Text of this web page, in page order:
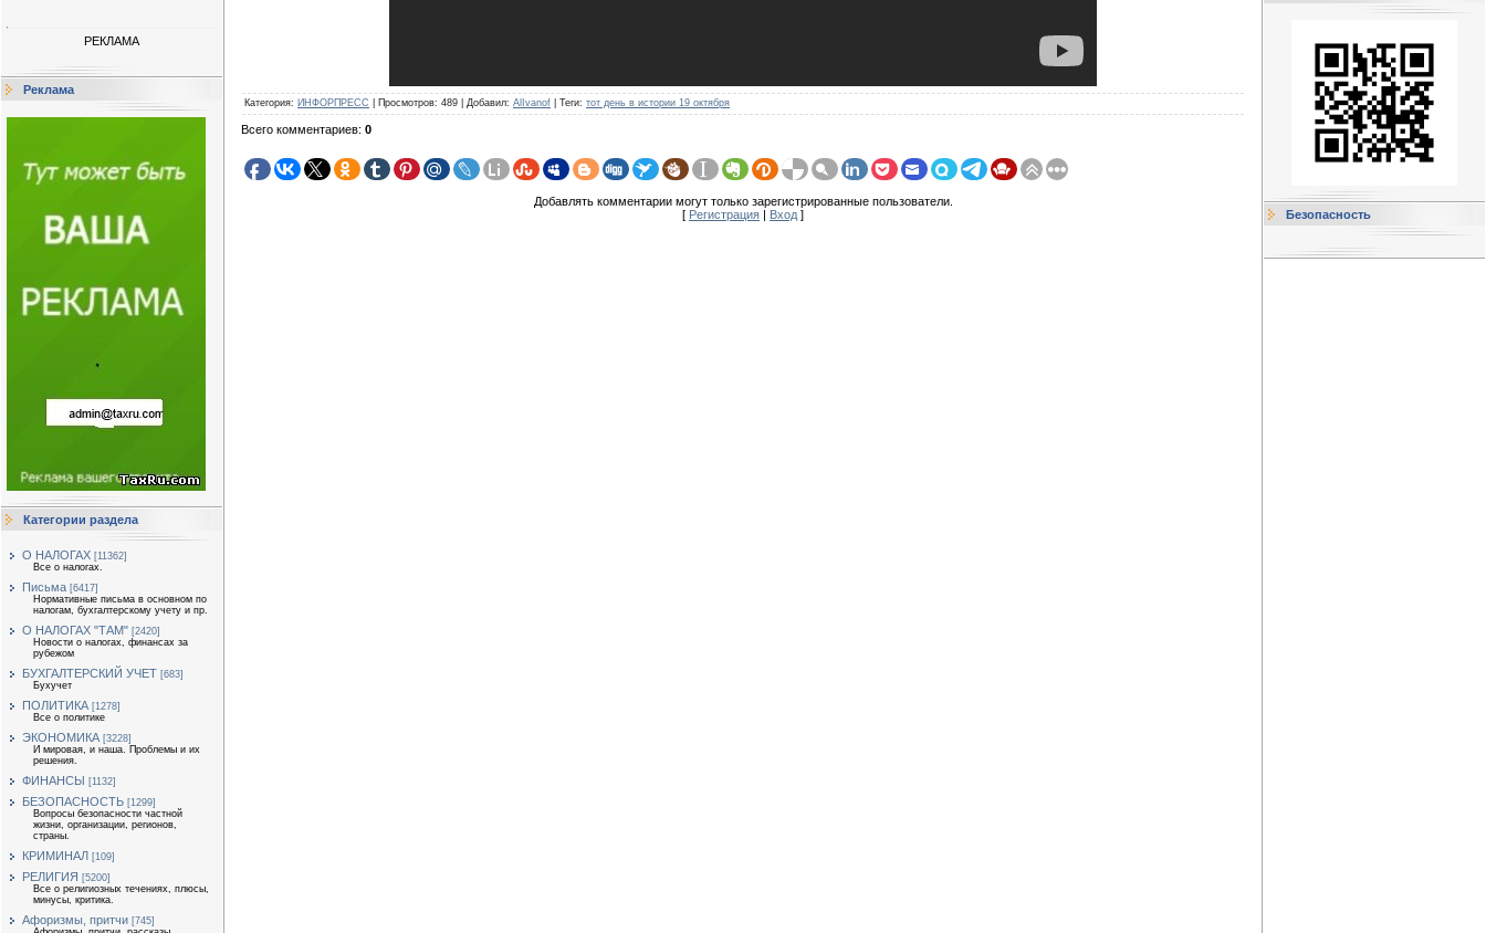
РЕКЛАМА
Реклама
Категории раздела
О НАЛОГАХ [11362]
Все о налогах.
Письма [6417]
Нормативные письма в основном по
налогам, бухгалтерскому учету и пр.
О НАЛОГАХ "ТАМ" [2420]
Новости о налогах, финансах за
рубежом
БУХГАЛТЕРСКИЙ УЧЕТ [683]
Бухучет
ПОЛИТИКА [1278]
Все о политике
ЭКОНОМИКА [3228]
И мировая, и наша. Проблемы и их
решения.
ФИНАНСЫ [1132]
БЕЗОПАСНОСТЬ [1299]
Вопросы безопасности частной
жизни, организации, регионов,
страны.
КРИМИНАЛ [109]
РЕЛИГИЯ [5200]
Все о религиозных течениях, плюсы,
минусы, критика.
Афоризмы, притчи [745]
Категория: ИНФОРПРЕСС Просмотров: 489 Добавил: AlIvanof Теги: тот день в истории 19 октября
Всего комментариев: 0
Добавлять комментарии могут только зарегистрированные пользователи.
[ Регистрация | Вход ] Безопасность